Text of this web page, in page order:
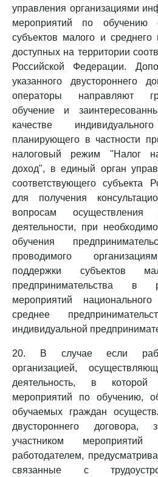
управления организациями
мероприятий по обучению
субъектов малого и среднего
доступных на территории
Российской Федерации.
указанного двустороннего
операторы направляют
обучение и
качестве
планирующего в частности
налоговый режим "Налог
доход", в единый орган
соответствующего субъекта
для получения
вопросам осуществления
деятельности, при
обучения
проводимого
поддержки субъектов
предпринимательства в
мероприятий национального
среднее
индивидуальной
20. В случае если
организацией,
деятельность, в которой
мероприятий по обучению,
обучаемых граждан
двустороннего договора,
участником
работодателем,
связанные с